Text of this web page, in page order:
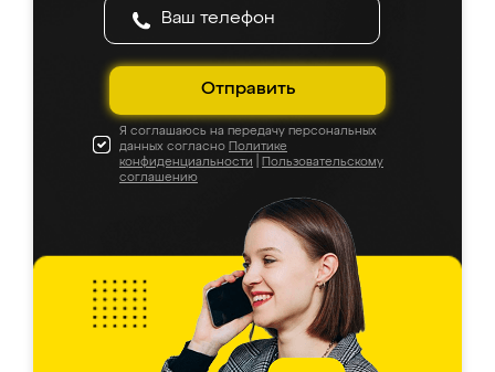
Отправить
Я соглашаюсь на передачу персональных
данных согласно Политике
конфиденциальности
Пользовательскому
соглашению